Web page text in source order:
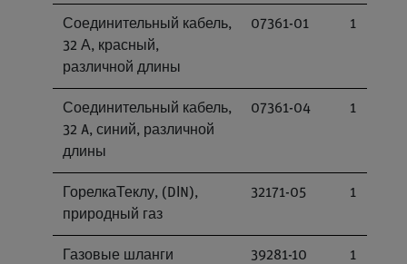
Соединительный кабель,
32 А, красный,
различной длины
07361-01 1
Соединительный кабель,
32 A, синий, различной
длины
07361-04 1
ГорелкаТеклу, (DІN),
природный газ
32171-05 1
Газовые шланги
39281-10 1